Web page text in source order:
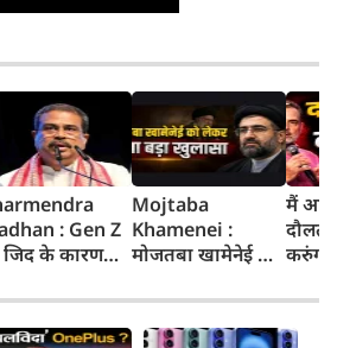
: Gen Z
जिद के कारण
को नहीं किया
सकता
Mojtaba
Khamenei :
मोजतबा खामेनेई की
सकती है मौत,
इजराइली मीडिया के
मैं आज
दौलत
रील
गूंज में